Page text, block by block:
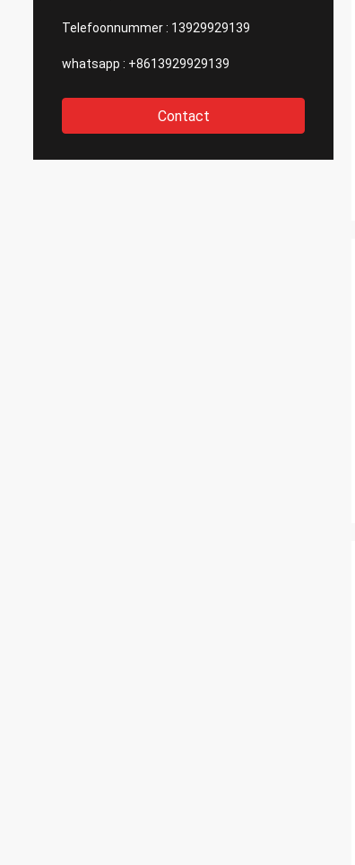
Telefoonnummer : 13929929139
whatsapp : +8613929929139
Contact